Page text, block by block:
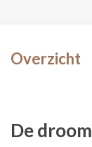
Overzicht
De